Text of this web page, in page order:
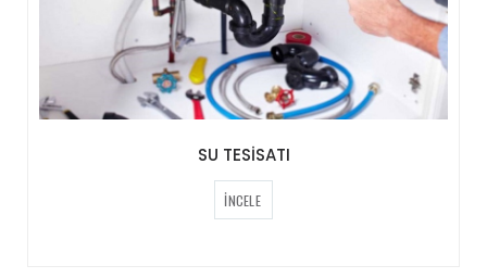
SU TESİSATI
İNCELE